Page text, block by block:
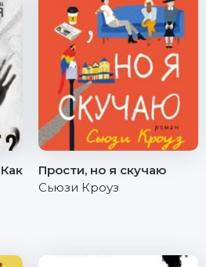
Прости, но я скучаю
Сьюзи Кроуз